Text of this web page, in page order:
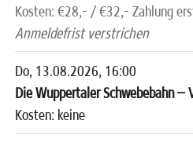
Kosten:€28,- /€32,- Zahlung erst nach Bestätigung
Anmeldefrist verstrichen
Do, 13.08.2026, 16:00
Die Wuppertaler Schwebebahn –
Kosten: keine